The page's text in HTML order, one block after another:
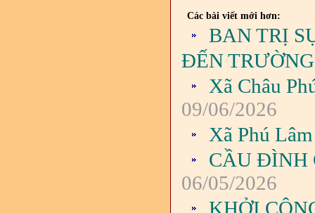
Các bài viết mới hơn:
BAN TRỊ
ĐẾN TRƯỜNG
Xã Châu
09/06/2026
Xã Phú
CẦU ĐÌNH
06/05/2026
KHỞI